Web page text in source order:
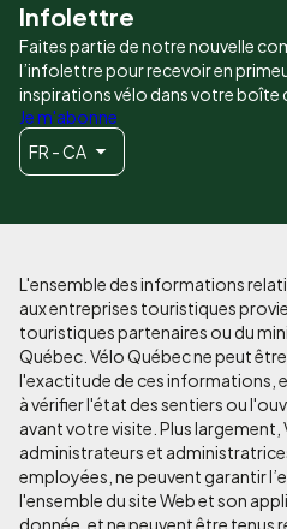
Infolettre
Faites partie de notre nouvelle
l’infolettre pour recevoir en
inspirations vélo dans votre boîte
Je m'abonne
FR - CA
L'ensemble des informations
aux entreprises touristiques
touristiques partenaires ou du
Québec. Vélo Québec ne peut
l'exactitude de ces informations,
à vérifier l'état des sentiers ou
avant votre visite. Plus largement,
administrateurs et
employées, ne peuvent garantir
l'ensemble du site Web et son
donnée, et ne peuvent être tenus